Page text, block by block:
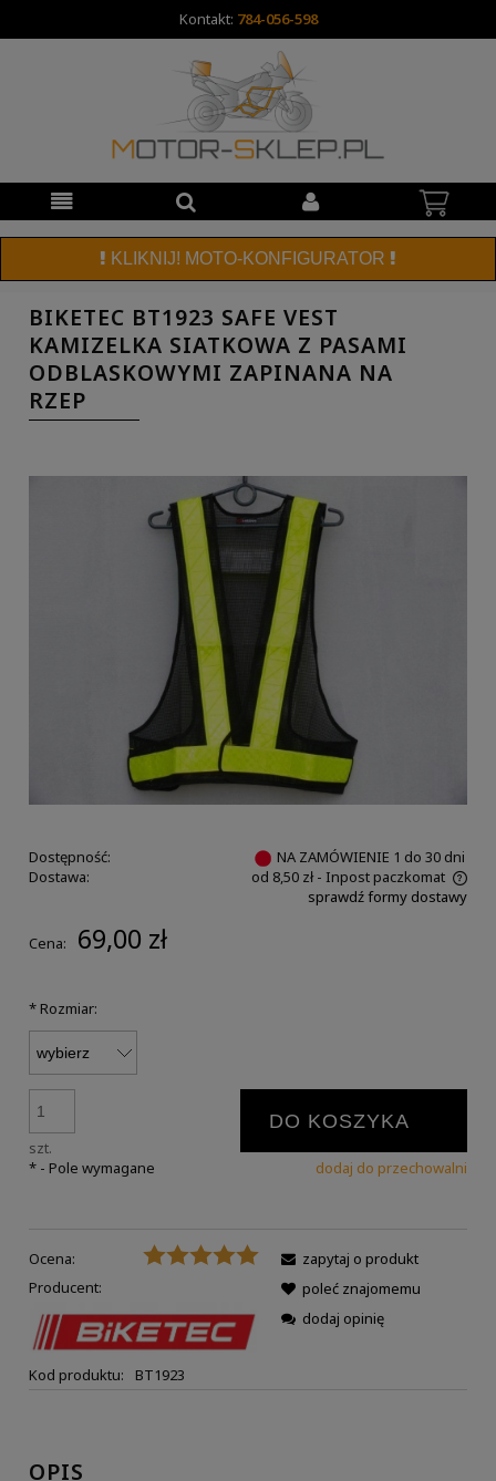
Kontakt: 784-056-598
KLIKNIJ! MOTO-KONFIGURATOR
BIKETEC BT1923 SAFE VEST
KAMIZELKA SIATKOWA Z PASAMI
ODBLASKOWYMI ZAPINANA NA
RZEP
Dostępność:
NA ZAMÓWIENIE 1 do 30 dni
Dostawa:
od 8,50 zł - Inpost paczkomat
sprawdź formy dostawy
Cena: 69,00 zł
* Rozmiar:
szt.
DO KOSZYKA
dodaj do przechowalni
* - Pole wymagane
Ocena:
Producent:
Kod produktu: BT1923
zapytaj o produkt
poleć znajomemu
dodaj opinię
OPIS